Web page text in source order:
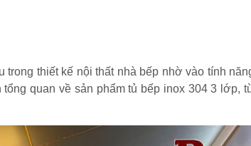
thiết kế nội thất nhà bếp nhờ vào tính
quan về sản phẩm tủ bếp inox 304 3 lớp,